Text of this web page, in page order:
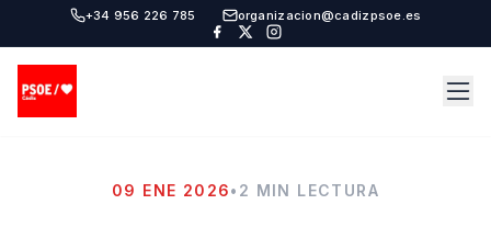
+34 956 226 785 organizacion@cadizpsoe.es
09 ENE 2026• 2 MIN LECTURA